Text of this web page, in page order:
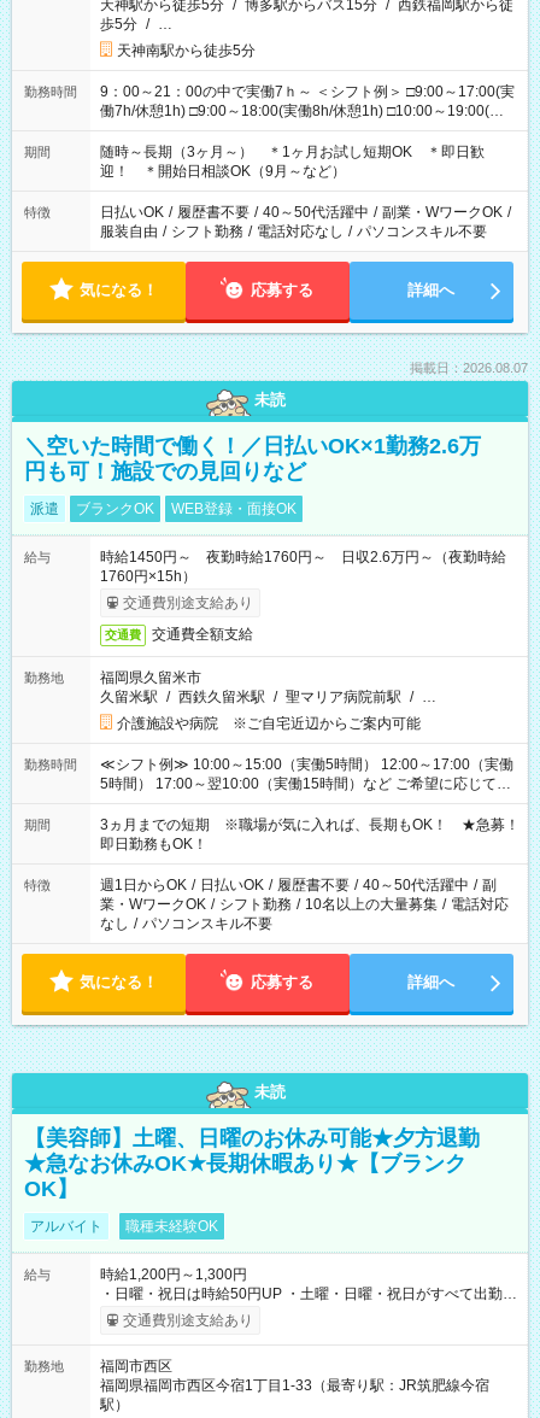
天神駅から徒歩5分 / 博多駅からバス15分 / 西鉄福岡駅から徒
歩5分 / …
天神南駅から徒歩5分
勤務時間
9：00～21：00の中で実働7ｈ～ ＜シフト例＞ □9:00～17:00(実
働7h/休憩1h) □9:00～18:00(実働8h/休憩1h) □10:00～19:00(実
働8h/休憩1h) □11:00～20:00(実働8h/休憩1h) □12:00～20:00(実
働7h/休憩1h) □12:00～21:00(実働7h/休憩1h) ＊固定OK ＊選べ
る時間帯！
期間
随時～長期（3ヶ月～） ＊1ヶ月お試し短期OK ＊即日歓
迎！ ＊開始日相談OK（9月～など）
特徴 日払いOK / 履歴書不要 / 40～50代活躍中 / 副業・WワークOK /
服装自由 / シフト勤務 / 電話対応なし / パソコンスキル不要
気になる！ 応募する 詳細へ
掲載日：2026.08.07
未読
＼空いた時間で働く！／日払いOK×1勤務2.6万
円も可！施設での見回りなど
派遣 ブランクOK WEB登録・面接OK
給与
時給1450円～ 夜勤時給1760円～ 日収2.6万円～（夜勤時給
1760円×15h）
交通費別途支給あり
交通費 交通費全額支給
勤務地
福岡県久留米市
久留米駅 / 西鉄久留米駅 / 聖マリア病院前駅 / …
介護施設や病院 ※ご自宅近辺からご案内可能
勤務時間
≪シフト例≫ 10:00～15:00（実働5時間） 12:00～17:00（実働
5時間） 17:00～翌10:00（実働15時間）など ご希望に応じて、
働く時間は調整できます！ お気軽に担当へ相談ください！
期間
3ヵ月までの短期 ※職場が気に入れば、長期もOK！ ★急募！
即日勤務もOK！
特徴 週1日からOK / 日払いOK / 履歴書不要 / 40～50代活躍中 / 副
業・WワークOK / シフト勤務 / 10名以上の大量募集 / 電話対応
なし / パソコンスキル不要
気になる！ 応募する 詳細へ
未読
【美容師】土曜、日曜のお休み可能★夕方退勤
★急なお休みOK★長期休暇あり★【ブランク
OK】
アルバイト 職種未経験OK
給与
時給1,200円～1,300円
・日曜・祝日は時給50円UP ・土曜・日曜・祝日がすべて出勤可
能な方は、日曜・祝日の時給1,300円（入社から半年間は時給
1,250円になります) 【試用期間】試用期間あり 試用期間の長
ます。 雇用形態：本採用時と同じです。 給与：時給 1,200
円 ～ 1,250円
交通費別途支給あり
勤務地
福岡市西区
福岡県福岡市西区今宿1丁目1-33（最寄り駅：JR筑肥線今宿
駅）